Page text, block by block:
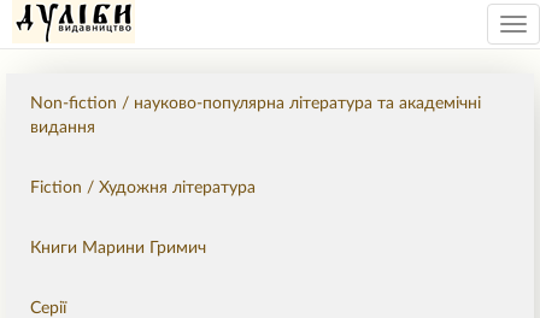
Non-fiction / науково-популярна література та академічні
видання
Fiction / Художня література
Книги Марини Гримич
Серії